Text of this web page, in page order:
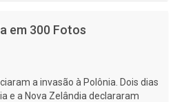
em 300 Fotos
a invasão à Polônia. Dois dias
e a Nova Zelândia declararam